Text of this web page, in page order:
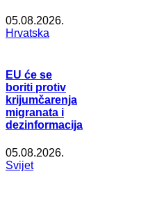
05.08.2026.
Hrvatska
EU će se
boriti protiv
krijumčarenja
migranata i
dezinformacija
05.08.2026.
Svijet